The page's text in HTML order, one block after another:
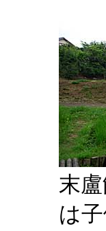
末
は